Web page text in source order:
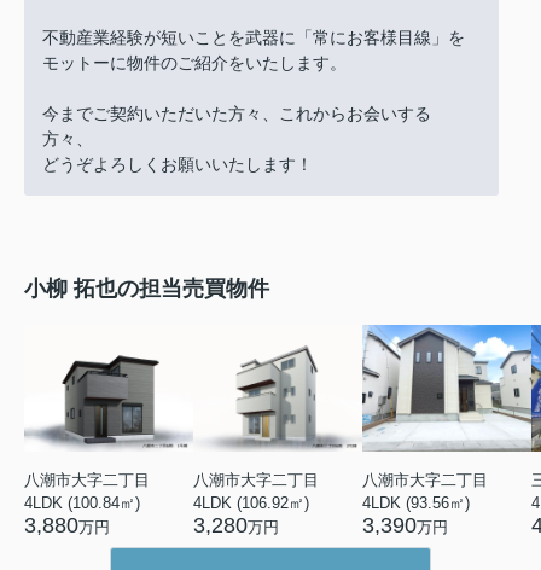
不動産業経験が短いことを武器に「常にお客様目線」を
モットーに物件のご紹介をいたします。
今までご契約いただいた方々、これからお会いする
方々、
どうぞよろしくお願いいたします！
小柳 拓也の担当売買物件
八潮市大字二丁目
4LDK (100.84㎡)
3,880万円
八潮市大字二丁目
4LDK (106.92㎡)
3,280万円
八潮市大字二丁目
4LDK (93.56㎡)
3,390万円